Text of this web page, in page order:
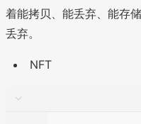
着能拷贝、能丢弃、能存
丢弃。
NFT